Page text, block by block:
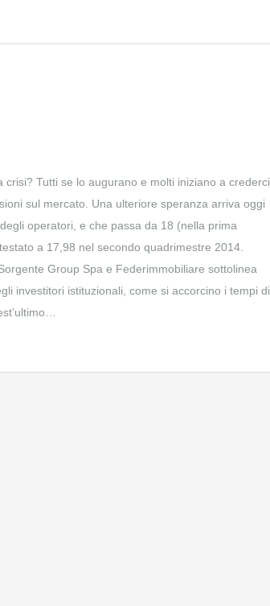
Tutti se lo augurano e molti iniziano a crederci,
sul mercato. Una ulteriore speranza arriva oggi
operatori, e che passa da 18 (nella prima
a 17,98 nel secondo quadrimestre 2014.
Group Spa e Federimmobiliare sottolinea
investitori istituzionali, come si accorcino i tempi di